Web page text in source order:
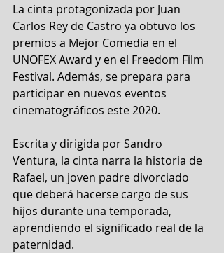
La cinta protagonizada por Juan
Carlos Rey de Castro ya obtuvo los
premios a Mejor Comedia en el
UNOFEX Award y en el Freedom Film
Festival. Además, se prepara para
participar en nuevos eventos
cinematográficos este 2020.
Escrita y dirigida por Sandro
Ventura, la cinta narra la historia de
Rafael, un joven padre divorciado
que deberá hacerse cargo de sus
hijos durante una temporada,
aprendiendo el significado real de la
paternidad.